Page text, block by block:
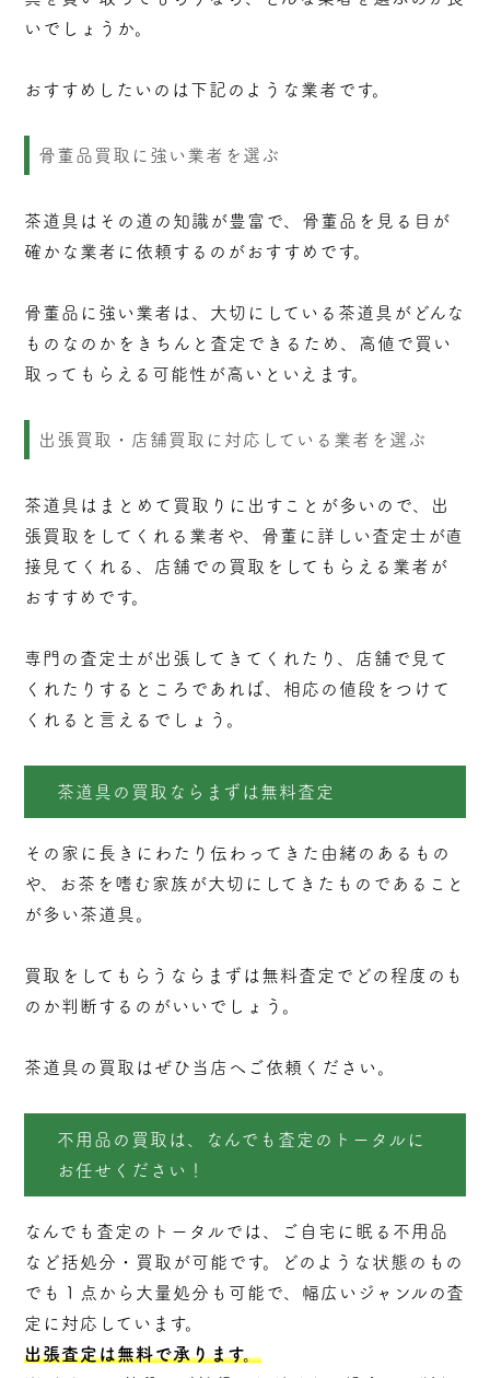
いでしょうか。
おすすめしたいのは下記のような業者です。
骨董品買取に強い業者を選ぶ
茶道具はその道の知識が豊富で、骨董品を見る目が
確かな業者に依頼するのがおすすめです。
骨董品に強い業者は、大切にしている茶道具がどんな
ものなのかをきちんと査定できるため、高値で買い
取ってもらえる可能性が高いといえます。
出張買取・店舗買取に対応している業者を選ぶ
茶道具はまとめて買取りに出すことが多いので、出
張買取をしてくれる業者や、骨董に詳しい査定士が直
接見てくれる、店舗での買取をしてもらえる業者が
おすすめです。
専門の査定士が出張してきてくれたり、店舗で見て
くれたりするところであれば、相応の値段をつけて
くれると言えるでしょう。
茶道具の買取ならまずは無料査定
その家に長きにわたり伝わってきた由緒のあるもの
や、お茶を嗜む家族が大切にしてきたものであること
が多い茶道具。
買取をしてもらうならまずは無料査定でどの程度のも
のか判断するのがいいでしょう。
茶道具の買取はぜひ当店へご依頼ください。
不用品の買取は、なんでも査定のトータルに
お任せください！
なんでも査定のトータルでは、ご自宅に眠る不用品
など括処分・ 買取 が可能です。どのような状態のもの
でも１点から大量処分も可能で、幅広いジャンルの査
定に対応しています。
出張査定は無料で承ります。